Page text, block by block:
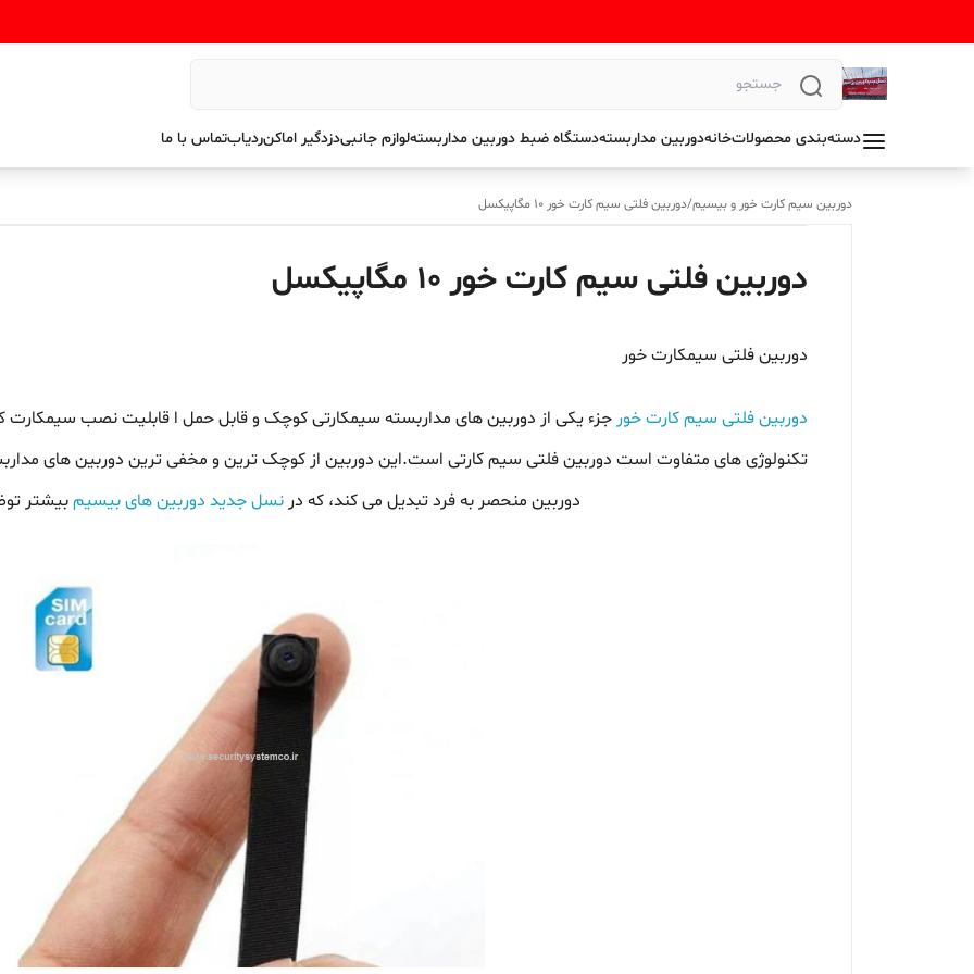
دسته‌بندی محصولاتخانهدوربین مداربستهدستگاه ضبط دوربین مداربستهلوازم جانبیدزدگیر اماکنردیابتماس با ما
دوربین سیم کارت خور و بیسیم/دوربین فلتی سیم کارت خور 10 مگاپیکسل
دوربین فلتی سیم کارت خور 10 مگاپیکسل
دوربین فلتی سیمکارت خور
دوربین فلتی سیم کارت خور جزء یکی از دوربین های مداربسته سیمکارتی کوچک و قابل حمل ا قابلیت نصب سیمکارت
تکنولوژی های متفاوت است دوربین فلتی سیم کارتی است.این دوربین از کوچک ترین و مخفی ترین دوربین های
دوربین منحصر به فرد تبدیل می کند، که در نسل جدید دوربین های بیسیمبیشتر